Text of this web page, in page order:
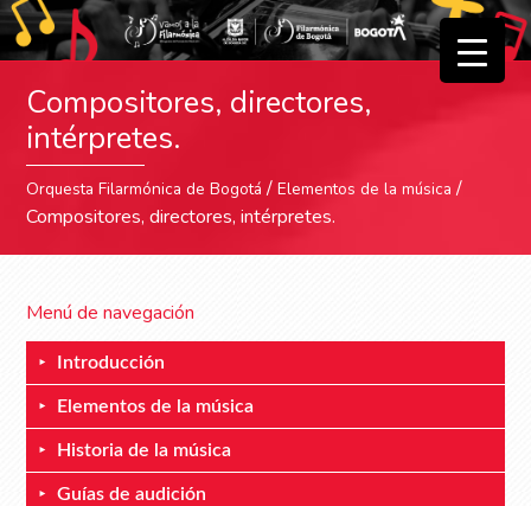
Compositores, directores,
intérpretes.
Orquesta Filarmónica de Bogotá /Elementos de la música /
Compositores, directores, intérpretes.
Menú de navegación
Introducción
Elementos de la música
Historia de la música
Guías de audición